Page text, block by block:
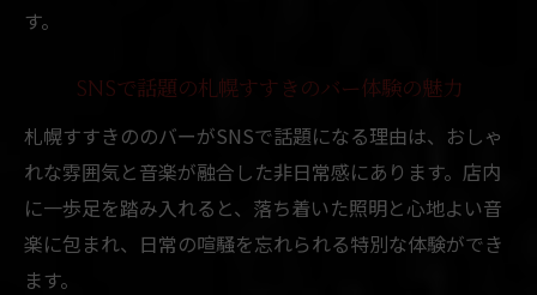
す。
SNSで話題の札幌すすきのバー体験の魅力
札幌すすきののバーがSNSで話題になる理由は、おしゃ
れな雰囲気と音楽が融合した非日常感にあります。店内
に一歩足を踏み入れると、落ち着いた照明と心地よい音
楽に包まれ、日常の喧騒を忘れられる特別な体験ができ
ます。